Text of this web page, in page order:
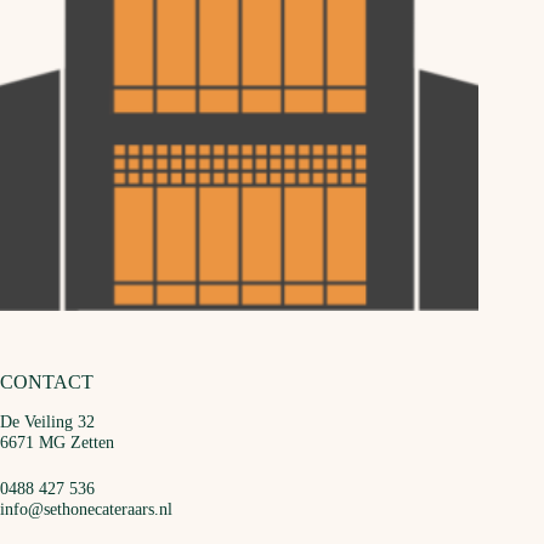
CONTACT
De Veiling 32
6671 MG Zetten
0488 427 536
info@sethonecateraars.nl